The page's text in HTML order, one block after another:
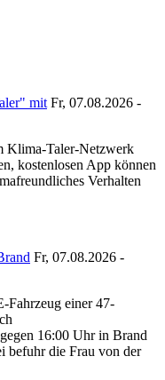
mit Fr, 07.08.2026 -
Klima-Taler-Netzwerk
kostenlosen App können
Verhalten
Fr, 07.08.2026 -
Fahrzeug einer 47-
16:00 Uhr in Brand
befuhr die Frau von der